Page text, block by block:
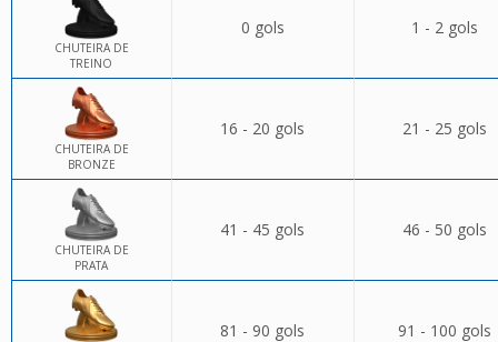
CHUTEIRA DE
TREINO
0 gols 1 - 2 gols
CHUTEIRA DE
BRONZE
16 - 20 gols 21 - 25 gols
CHUTEIRA DE
PRATA
41 - 45 gols 46 - 50 gols
81 - 90 gols 91 - 100 gols